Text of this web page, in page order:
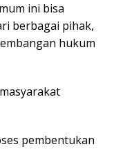
ini bisa
berbagai pihak,
hukum
pembentukan